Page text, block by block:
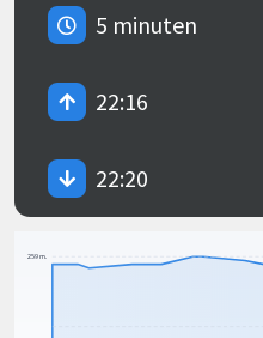
5 minuten
22:16
22:20